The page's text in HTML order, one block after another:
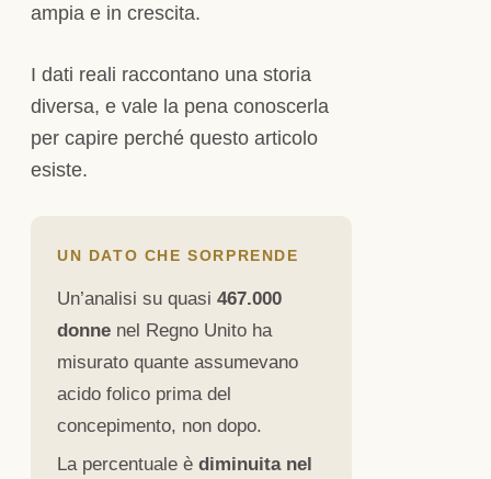
ampia e in crescita.
I dati reali raccontano una storia
diversa, e vale la pena conoscerla
per capire perché questo articolo
esiste.
UN DATO CHE SORPRENDE
Un’analisi su quasi 467.000
donne nel Regno Unito ha
misurato quante assumevano
acido folico prima del
concepimento, non dopo.
La percentuale è diminuita nel